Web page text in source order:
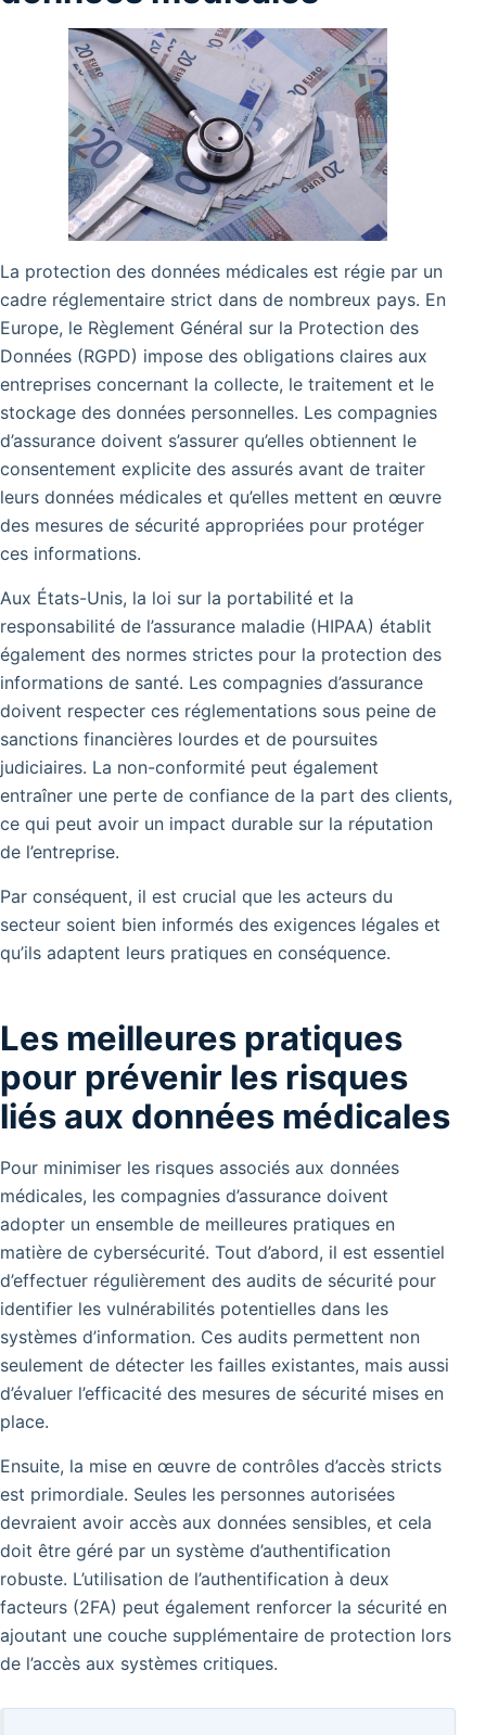
La protection des données médicales est régie par un
cadre réglementaire strict dans de nombreux pays. En
Europe, le Règlement Général sur la Protection des
Données (RGPD) impose des obligations claires aux
entreprises concernant la collecte, le traitement et le
stockage des données personnelles. Les compagnies
d’assurance doivent s’assurer qu’elles obtiennent le
consentement explicite des assurés avant de traiter
leurs données médicales et qu’elles mettent en œuvre
des mesures de sécurité appropriées pour protéger
ces informations.
Aux États-Unis, la loi sur la portabilité et la
responsabilité de l’assurance maladie (HIPAA) établit
également des normes strictes pour la protection des
informations de santé. Les compagnies d’assurance
doivent respecter ces réglementations sous peine de
sanctions financières lourdes et de poursuites
judiciaires. La non-conformité peut également
entraîner une perte de confiance de la part des clients,
ce qui peut avoir un impact durable sur la réputation
de l’entreprise.
Par conséquent, il est crucial que les acteurs du
secteur soient bien informés des exigences légales et
qu’ils adaptent leurs pratiques en conséquence.
Les meilleures pratiques
pour prévenir les risques
liés aux données médicales
Pour minimiser les risques associés aux données
médicales, les compagnies d’assurance doivent
adopter un ensemble de meilleures pratiques en
matière de cybersécurité. Tout d’abord, il est essentiel
d’effectuer régulièrement des audits de sécurité pour
identifier les vulnérabilités potentielles dans les
systèmes d’information. Ces audits permettent non
seulement de détecter les failles existantes, mais aussi
d’évaluer l’efficacité des mesures de sécurité mises en
place.
Ensuite, la mise en œuvre de contrôles d’accès stricts
est primordiale. Seules les personnes autorisées
devraient avoir accès aux données sensibles, et cela
doit être géré par un système d’authentification
robuste. L’utilisation de l’authentification à deux
facteurs (2FA) peut également renforcer la sécurité en
ajoutant une couche supplémentaire de protection lors
de l’accès aux systèmes critiques.